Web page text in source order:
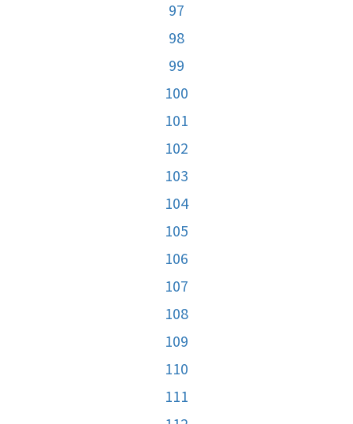
97
98
99
100
101
102
103
104
105
106
107
108
109
110
111